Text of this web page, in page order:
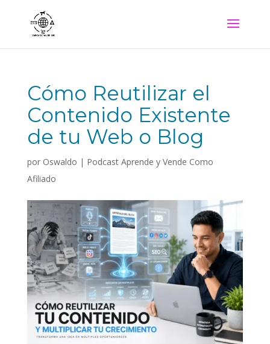
Cómo Reutilizar el
Contenido Existente
de tu Web o Blog
por Oswaldo | Podcast Aprende y Vende Como
Afiliado